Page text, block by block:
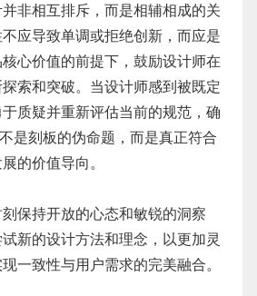
非相互排斥，而是相辅相成的关
应导致单调或拒绝创新，而应是
心价值的前提下，鼓励设计师在
索和突破。当设计师感到被既定
质疑并重新评估当前的规范，确
是刻板的伪命题，而是真正符合
的价值导向。
保持开放的心态和敏锐的洞察
新的设计方法和理念，以更加灵
一致性与用户需求的完美融合。